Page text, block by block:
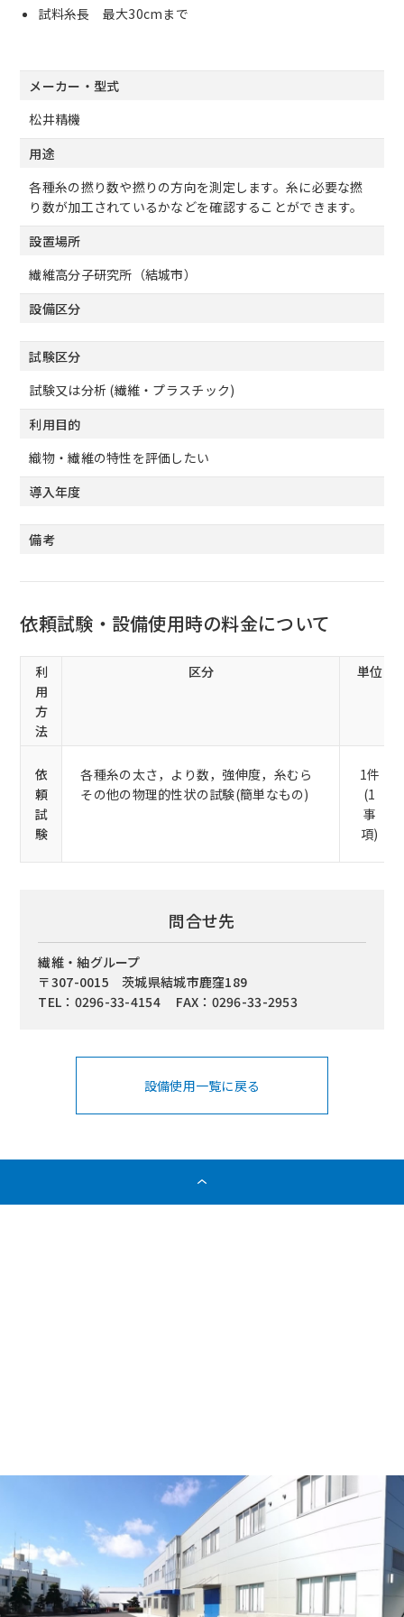
試料糸長 最大30cmまで
メーカー・型式
松井精機
用途
各種糸の撚り数や撚りの方向を測定します。糸に必要な撚
り数が加工されているかなどを確認することができます。
設置場所
繊維高分子研究所（結城市）
設備区分
試験区分
試験又は分析 (繊維・プラスチック)
利用目的
織物・繊維の特性を評価したい
導入年度
備考
依頼試験・設備使用時の料金について
利
用
方
法
区分 単位
依
頼
試
験
各種糸の太さ，より数，強伸度，糸むら
その他の物理的性状の試験(簡単なもの)
1件
(1
事
項)
問合せ先
繊維・紬グループ
〒307-0015 茨城県結城市鹿窪189
TEL：0296-33-4154 FAX：0296-33-2953
設備使用一覧に戻る